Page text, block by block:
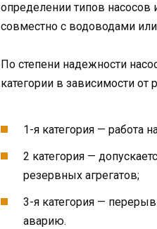
определении типов насосов
совместно с водоводами
По степени надежности
категории в зависимости
1-я категория — работа
2 категория —
резервных агрегатов;
3-я категория —
аварию.